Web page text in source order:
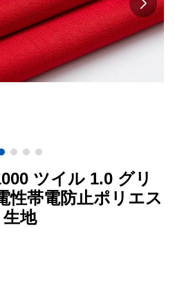
ツイル 1.0 グリ
性帯電防止ポリエス
地